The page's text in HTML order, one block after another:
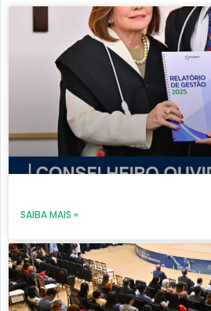
SAIBA MAIS »
PagePagePagePage